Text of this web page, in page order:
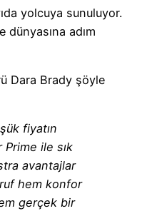
yolcuya sunuluyor.
dünyasına adım
Dara Brady şöyle
fiyatın
ile sık
avantajlar
hem konfor
gerçek bir